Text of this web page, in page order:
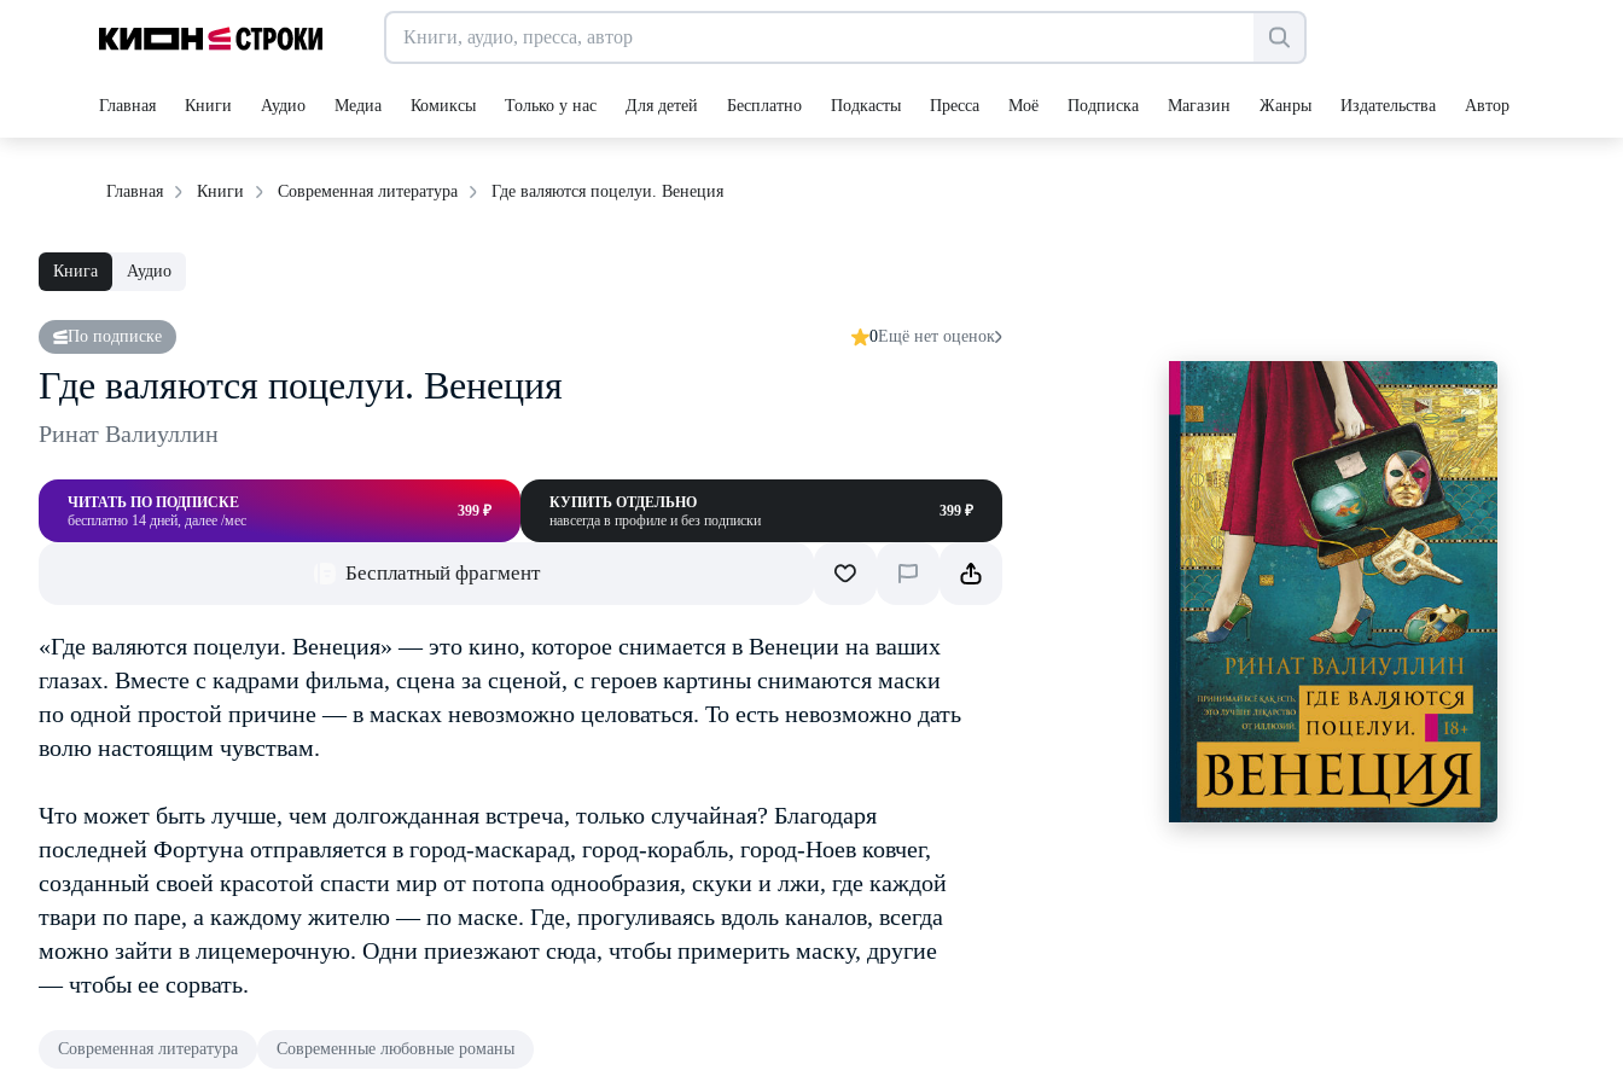
Главная Книги Аудио Медиа Комиксы Только у нас Для детей Бесплатно Подкасты Пресса Моё Подписка Магазин Жанры Издательства Авторы
Главная Книги Современная литература Где валяются поцелуи. Венеция
Книга Аудио
По подписке 0Ещё нет оценок
Где валяются поцелуи. Венеция
Ринат Валиуллин
ЧИТАТЬ ПО ПОДПИСКЕ
бесплатно 14 дней, далее /мес
399 ₽
КУПИТЬ ОТДЕЛЬНО
навсегда в профиле и без подписки
399 ₽
Бесплатный фрагмент
«Где валяются поцелуи. Венеция» — это кино, которое снимается в Венеции на ваших
глазах. Вместе с кадрами фильма, сцена за сценой, с героев картины снимаются маски
по одной простой причине — в масках невозможно целоваться. То есть невозможно дать
волю настоящим чувствам.
Что может быть лучше, чем долгожданная встреча, только случайная? Благодаря
последней Фортуна отправляется в город-маскарад, город-корабль, город-Ноев ковчег,
созданный своей красотой спасти мир от потопа однообразия, скуки и лжи, где каждой
твари по паре, а каждому жителю — по маске. Где, прогуливаясь вдоль каналов, всегда
можно зайти в лицемерочную. Одни приезжают сюда, чтобы примерить маску, другие
— чтобы ее сорвать.
Современная литература Современные любовные романы